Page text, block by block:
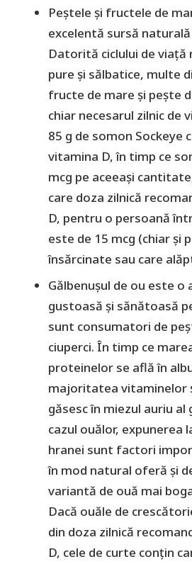
Peștele și fructele de
excelentă sursă
Datorită ciclului de viață
pure și sălbatice, multe
fructe de mare și pește
chiar necesarul zilnic de
85 g de somon Sockeye
vitamina D, în timp ce
mcg pe aceeași
care doza zilnică
D, pentru o persoană
este de 15 mcg (chiar și
însărcinate sau care
Gălbenușul de ou este
gustoasă și sănătoasă
sunt consumatori de
ciuperci. În timp ce
proteinelor se află în
majoritatea vitaminelor
găsesc în miezul auriu al
cazul ouălor, expunerea
hranei sunt factori
în mod natural oferă și
variantă de ouă mai
Dacă ouăle de
din doza zilnică
D, cele de curte conțin